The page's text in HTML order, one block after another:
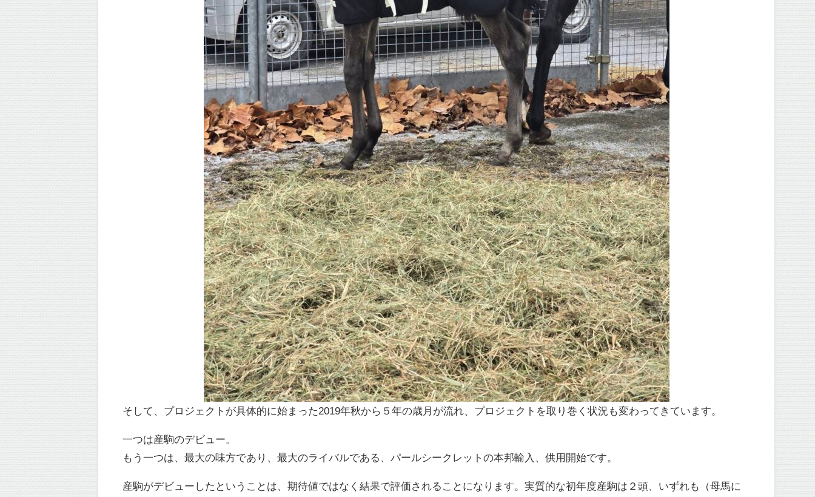
そして、プロジェクトが具体的に始まった2019年秋から５年の歳月が流れ、プロジェクトを取り巻く状況も変わってきています。
一つは産駒のデビュー。
もう一つは、最大の味方であり、最大のライバルである、パールシークレットの本邦輸入、供用開始です。
産駒がデビューしたということは、期待値ではなく結果で評価されることになります。実質的な初年度産駒は２頭、いずれも（母馬に